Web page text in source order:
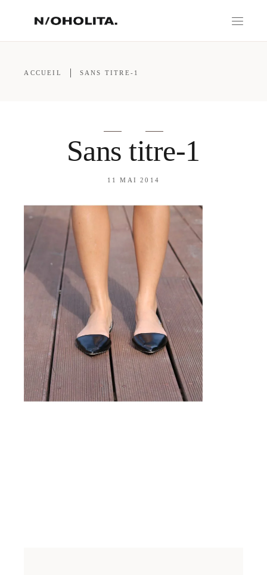
ACCUEIL SANS TITRE-1
Sans titre-1
11 MAI 2014